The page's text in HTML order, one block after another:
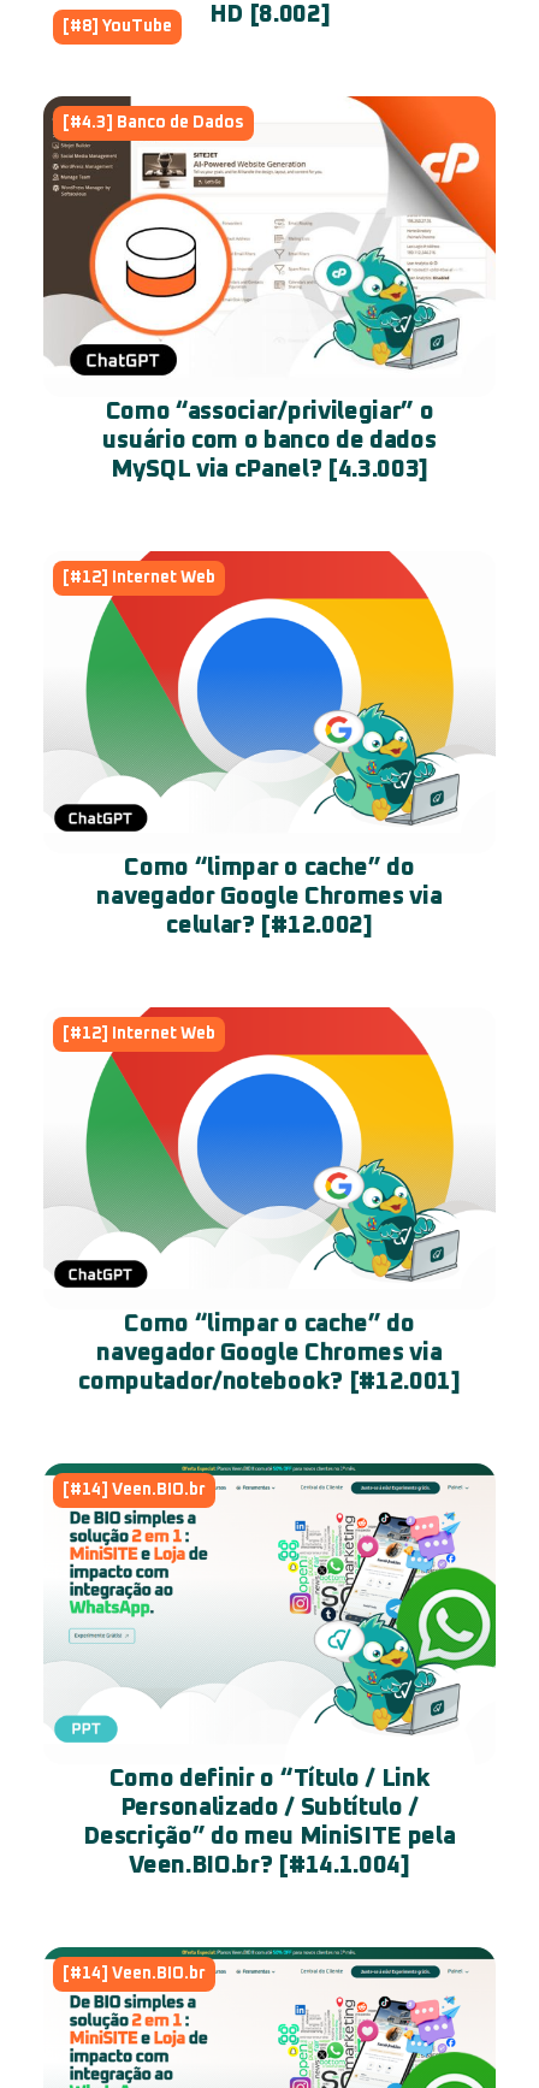
[#8] YouTube HD [8.002]
[#4.3] Banco de Dados
Como “associar/privilegiar” o
usuário com o banco de dados
MySQL via cPanel? [4.3.003]
[#12] Internet Web
Como “limpar o cache” do
navegador Google Chromes via
celular? [#12.002]
[#12] Internet Web
Como “limpar o cache” do
navegador Google Chromes via
computador/notebook? [#12.001]
[#14] Veen.BIO.br
Como definir o “Título / Link
Personalizado / Subtítulo /
Descrição” do meu MiniSITE pela
Veen.BIO.br? [#14.1.004]
[#14] Veen.BIO.br